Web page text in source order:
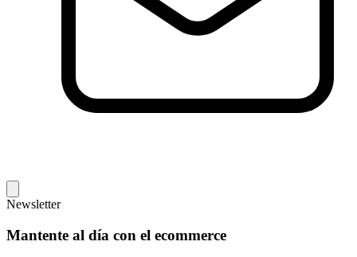
Newsletter
Mantente al día con el ecommerce